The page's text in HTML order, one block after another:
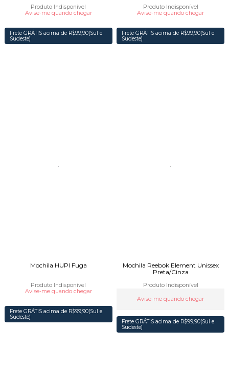
Produto Indisponível
Avise-me quando chegar
Frete GRÁTIS acima de R$99,90(Sul e
Sudeste)
Produto Indisponível
Avise-me quando chegar
Frete GRÁTIS acima de R$99,90(Sul e
Sudeste)
Mochila HUPI Fuga
Produto Indisponível
Avise-me quando chegar
Frete GRÁTIS acima de R$99,90(Sul e
Sudeste)
Mochila Reebok Element Unissex
Preta/Cinza
Produto Indisponível
Avise-me quando chegar
Frete GRÁTIS acima de R$99,90(Sul e
Sudeste)